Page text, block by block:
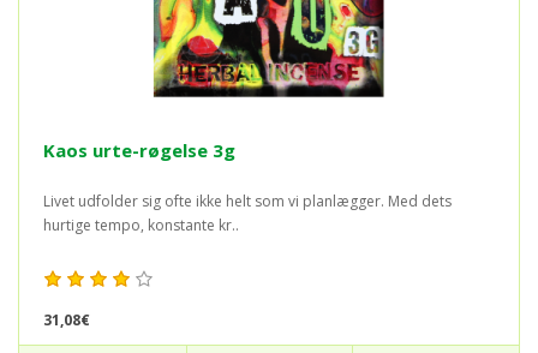
Kaos urte-røgelse 3g
Livet udfolder sig ofte ikke helt som vi planlægger. Med dets
hurtige tempo, konstante kr..
31,08€